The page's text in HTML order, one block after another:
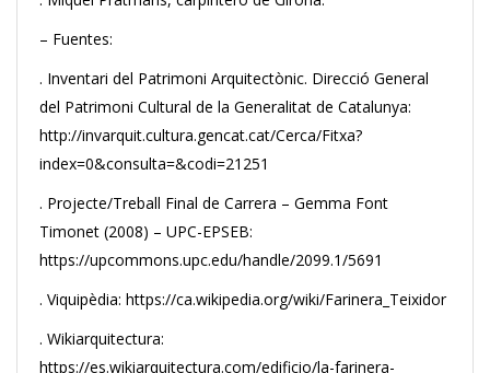
– Fuentes:
. Inventari del Patrimoni Arquitectònic. Direcció General
del Patrimoni Cultural de la Generalitat de Catalunya:
http://invarquit.cultura.gencat.cat/Cerca/Fitxa?
index=0&consulta=&codi=21251
. Projecte/Treball Final de Carrera – Gemma Font
Timonet (2008) – UPC-EPSEB:
https://upcommons.upc.edu/handle/2099.1/5691
. Viquipèdia: https://ca.wikipedia.org/wiki/Farinera_Teixidor
. Wikiarquitectura:
https://es.wikiarquitectura.com/edificio/la-farinera-